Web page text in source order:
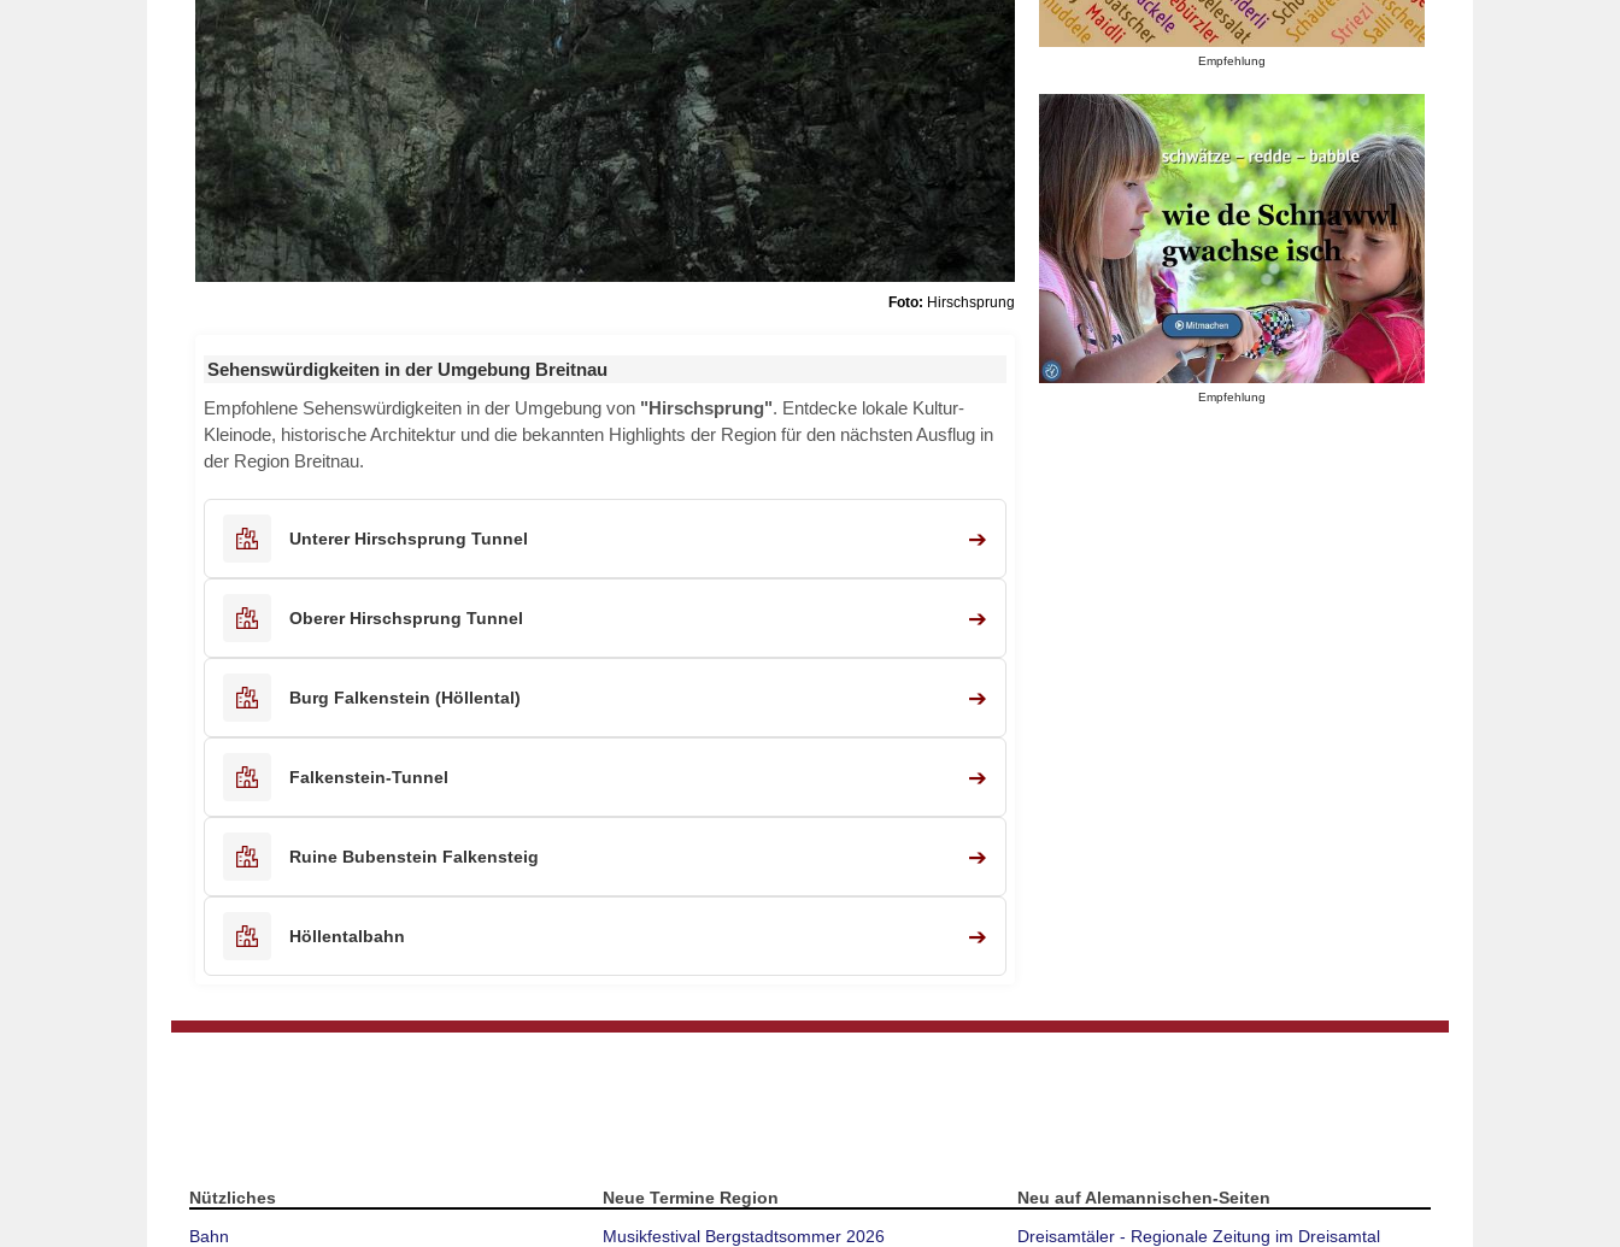
Foto: Hirschsprung
Sehenswürdigkeiten in der Umgebung Breitnau
Empfohlene Sehenswürdigkeiten in der Umgebung von "Hirschsprung". Entdecke lokale Kultur-
Kleinode, historische Architektur und die bekannten Highlights der Region für den nächsten Ausflug in
der Region Breitnau.
Unterer Hirschsprung Tunnel ➔
Oberer Hirschsprung Tunnel ➔
Burg Falkenstein (Höllental) ➔
Falkenstein-Tunnel ➔
Ruine Bubenstein Falkensteig ➔
Höllentalbahn ➔
Empfehlung
Empfehlung
Nützliches
Bahn
Neue Termine Region
Musikfestival Bergstadtsommer 2026
Neu auf Alemannischen-Seiten
Dreisamtäler - Regionale Zeitung im Dreisamtal